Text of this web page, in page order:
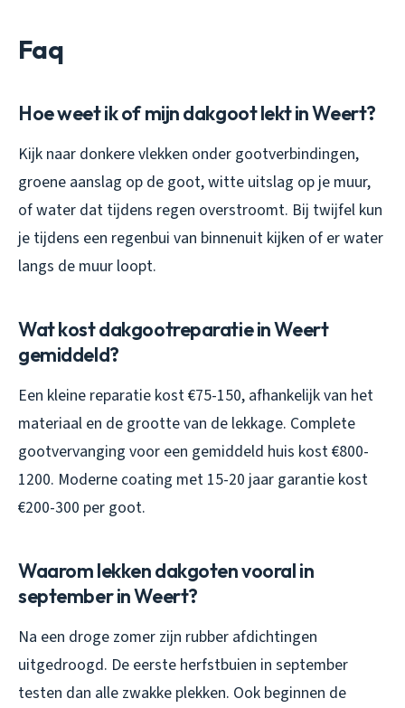
Faq
Hoe weet ik of mijn dakgoot lekt in Weert?
Kijk naar donkere vlekken onder gootverbindingen,
groene aanslag op de goot, witte uitslag op je muur,
of water dat tijdens regen overstroomt. Bij twijfel kun
je tijdens een regenbui van binnenuit kijken of er water
langs de muur loopt.
Wat kost dakgootreparatie in Weert
gemiddeld?
Een kleine reparatie kost €75-150, afhankelijk van het
materiaal en de grootte van de lekkage. Complete
gootvervanging voor een gemiddeld huis kost €800-
1200. Moderne coating met 15-20 jaar garantie kost
€200-300 per goot.
Waarom lekken dakgoten vooral in
september in Weert?
Na een droge zomer zijn rubber afdichtingen
uitgedroogd. De eerste herfstbuien in september
testen dan alle zwakke plekken. Ook beginnen de